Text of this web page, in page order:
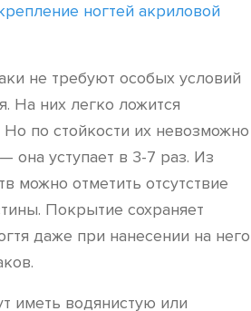
ногтей акриловой
не требуют особых условий
На них легко ложится
Но по стойкости их невозможно
она уступает в 3-7 раз. Из
можно отметить отсутствие
Покрытие сохраняет
даже при нанесении на него
иметь водянистую или